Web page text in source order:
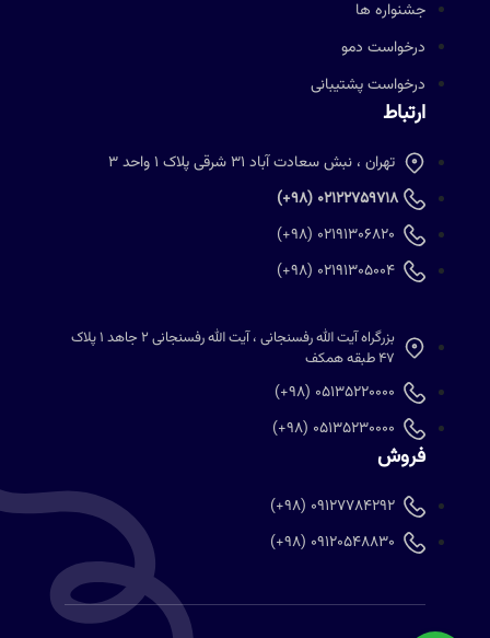
جشنواره ها
درخواست دمو
درخواست پشتیبانی
ارتباط
تهران ، نبش سعادت آباد 31 شرقی پلاک 1 واحد 3
02122759718 (98+)
02191306820 (98+)
02191305004 (98+)
بزرگراه آیت الله رفسنجانی ، آیت الله رفسنجانی 2 جاهد 1 پلاک
47 طبقه همکف
05135220000 (98+)
05135230000 (98+)
فروش
09127784292 (98+)
09120548830 (98+)